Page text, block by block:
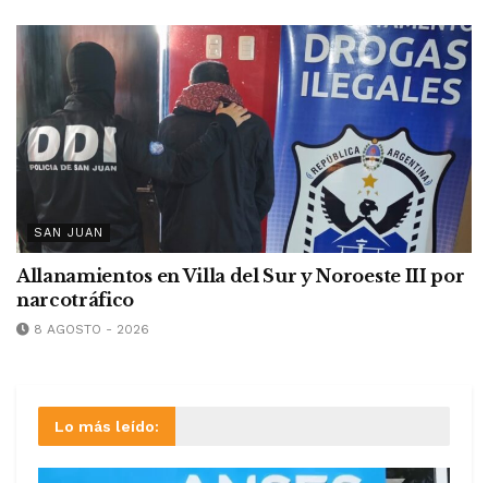
SAN JUAN
Allanamientos en Villa del Sur y Noroeste III por
narcotráfico
8 AGOSTO - 2026
Lo más leído: